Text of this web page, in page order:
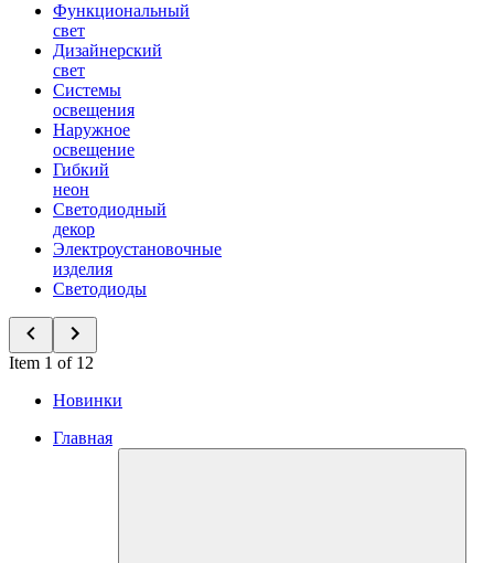
Функциональный
свет
Дизайнерский
свет
Системы
освещения
Наружное
освещение
Гибкий
неон
Светодиодный
декор
Электроустановочные
изделия
Светодиоды
Item 1 of 12
Новинки
Главная